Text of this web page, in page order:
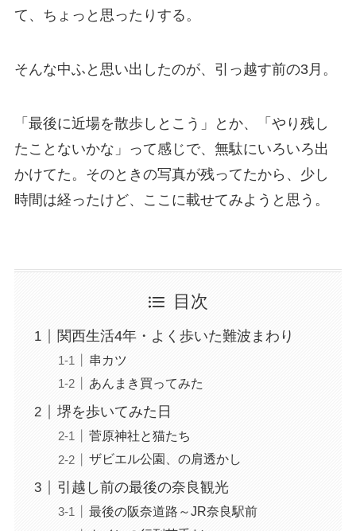
て、ちょっと思ったりする。
そんな中ふと思い出したのが、引っ越す前の3月。
「最後に近場を散歩しとこう」とか、「やり残し
たことないかな」って感じで、無駄にいろいろ出
かけてた。そのときの写真が残ってたから、少し
時間は経ったけど、ここに載せてみようと思う。
目次
関西生活4年・よく歩いた難波まわり
串カツ
あんまき買ってみた
堺を歩いてみた日
菅原神社と猫たち
ザビエル公園、の肩透かし
引越し前の最後の奈良観光
最後の阪奈道路～JR奈良駅前